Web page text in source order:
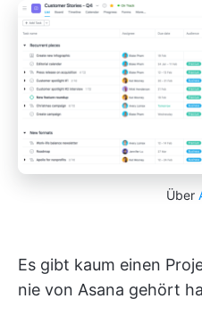
Über
Es gibt kaum einen
nie von Asana gehört